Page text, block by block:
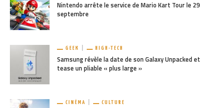
Nintendo arrête le service de Mario Kart Tour le 29
septembre
GEEK HIGH-TECH
Samsung révèle la date de son Galaxy Unpacked et
tease un pliable « plus large »
CINÉMA CULTURE